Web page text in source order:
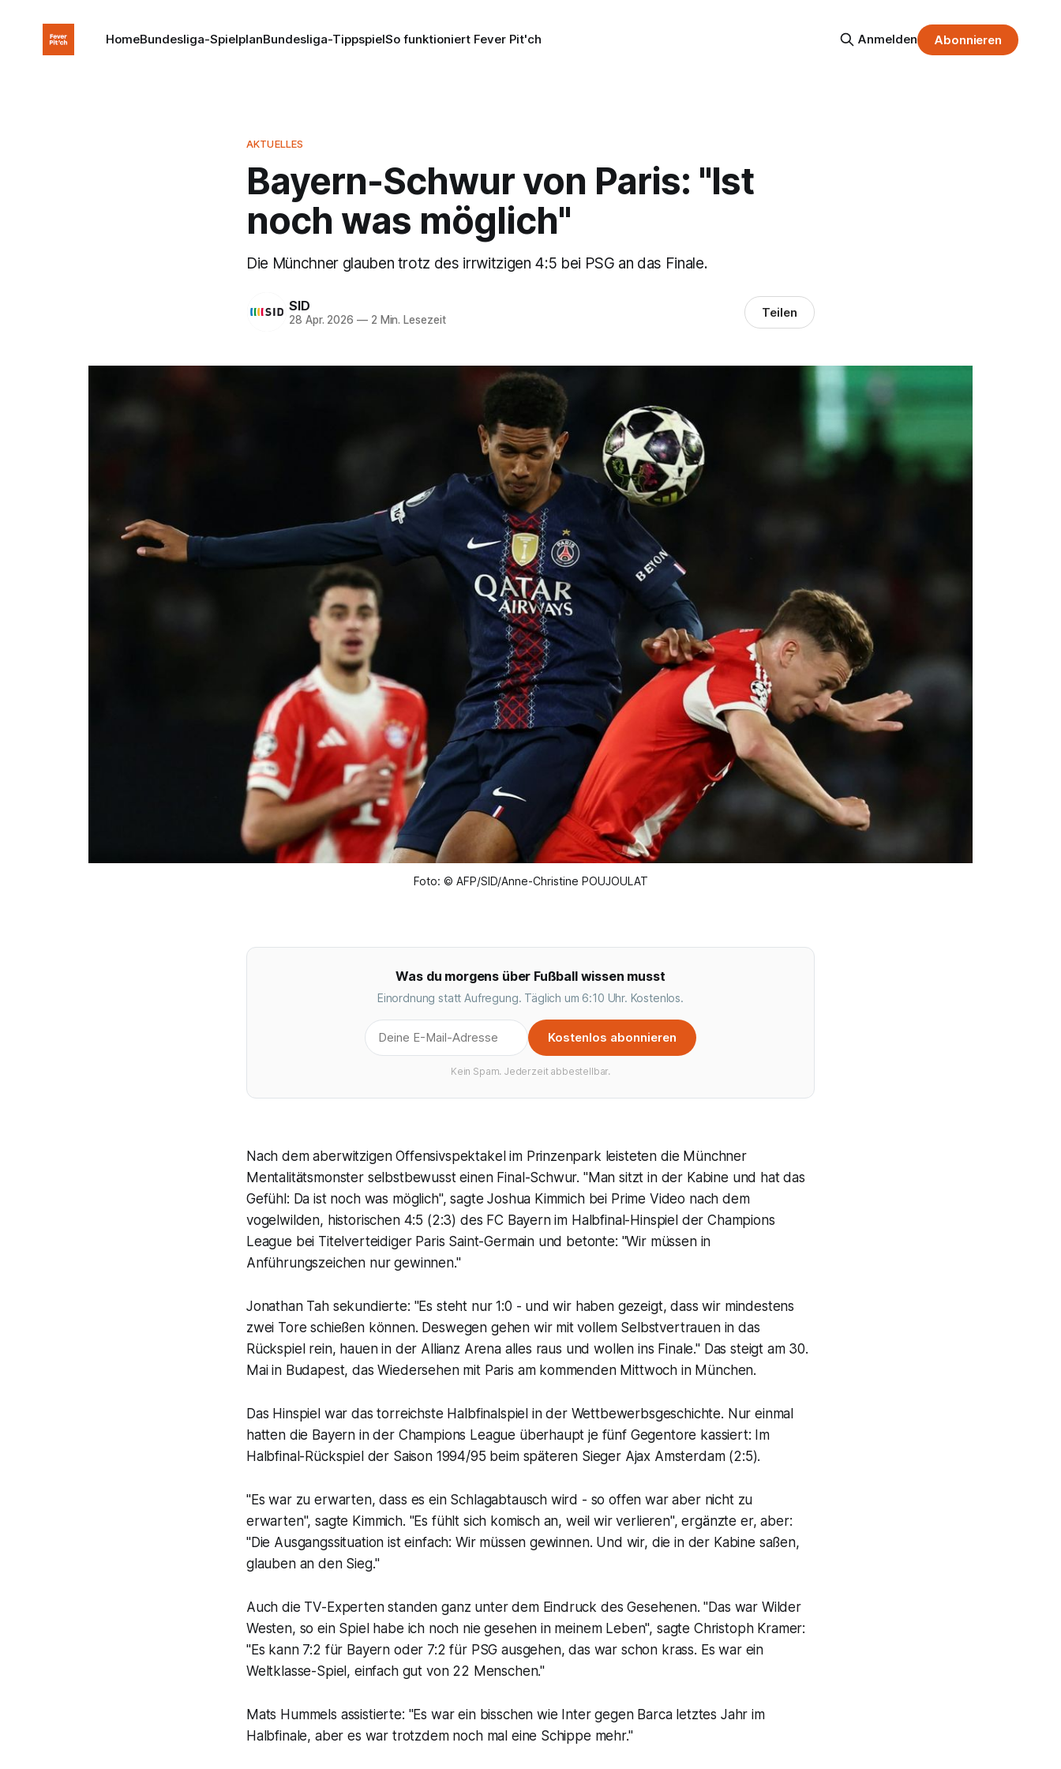
HomeBundesliga-SpielplanBundesliga-TippspielSo funktioniert Fever Pit'ch Anmelden Abonnieren
AKTUELLES
Bayern-Schwur von Paris: "Ist
noch was möglich"
Die Münchner glauben trotz des irrwitzigen 4:5 bei PSG an das Finale.
SID
28 Apr. 2026 —2 Min. Lesezeit Teilen
Foto: © AFP/SID/Anne-Christine POUJOULAT
Was du morgens über Fußball wissen musst
Einordnung statt Aufregung. Täglich um 6:10 Uhr. Kostenlos.
Kostenlos abonnieren
Kein Spam. Jederzeit abbestellbar.
Nach dem aberwitzigen Offensivspektakel im Prinzenpark leisteten die Münchner
Mentalitätsmonster selbstbewusst einen Final-Schwur. "Man sitzt in der Kabine und hat das
Gefühl: Da ist noch was möglich", sagte Joshua Kimmich bei Prime Video nach dem
vogelwilden, historischen 4:5 (2:3) des FC Bayern im Halbfinal-Hinspiel der Champions
League bei Titelverteidiger Paris Saint-Germain und betonte: "Wir müssen in
Anführungszeichen nur gewinnen."
Jonathan Tah sekundierte: "Es steht nur 1:0 - und wir haben gezeigt, dass wir mindestens
zwei Tore schießen können. Deswegen gehen wir mit vollem Selbstvertrauen in das
Rückspiel rein, hauen in der Allianz Arena alles raus und wollen ins Finale." Das steigt am 30.
Mai in Budapest, das Wiedersehen mit Paris am kommenden Mittwoch in München.
Das Hinspiel war das torreichste Halbfinalspiel in der Wettbewerbsgeschichte. Nur einmal
hatten die Bayern in der Champions League überhaupt je fünf Gegentore kassiert: Im
Halbfinal-Rückspiel der Saison 1994/95 beim späteren Sieger Ajax Amsterdam (2:5).
"Es war zu erwarten, dass es ein Schlagabtausch wird - so offen war aber nicht zu
erwarten", sagte Kimmich. "Es fühlt sich komisch an, weil wir verlieren", ergänzte er, aber:
"Die Ausgangssituation ist einfach: Wir müssen gewinnen. Und wir, die in der Kabine saßen,
glauben an den Sieg."
Auch die TV-Experten standen ganz unter dem Eindruck des Gesehenen. "Das war Wilder
Westen, so ein Spiel habe ich noch nie gesehen in meinem Leben", sagte Christoph Kramer:
"Es kann 7:2 für Bayern oder 7:2 für PSG ausgehen, das war schon krass. Es war ein
Weltklasse-Spiel, einfach gut von 22 Menschen."
Mats Hummels assistierte: "Es war ein bisschen wie Inter gegen Barca letztes Jahr im
Halbfinale, aber es war trotzdem noch mal eine Schippe mehr."